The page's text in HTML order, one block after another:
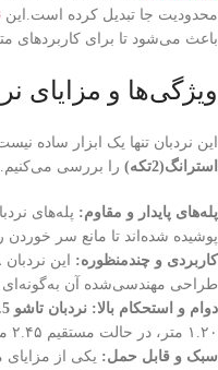
محدودیت جا تبدیل کرده است.این
باعث می‌شود تا برای کاربردهای
ویژگی‌ها و مزایای نردبان تاشو
این نردبان تنها یک ابزار ساده
استرانگ(2تکه)
را بررسی می‌کنیم.
پله‌های پایدار و مقاوم: پله‌های
پوشیده شده‌اند تا مانع سر
کاربردی و چندمنظوره:
طراحی مهندسی‌شده آن به‌گونه‌ای
دوام و استحکام بالا: نردبان تاشو 2.5متری استرانگ(2تکه)
۱.۲۰ متر، در حالت مستقیم ۲.۴۵ متر و در حالت بسته تنها ۱.۲۸ متر است. چنین طراحی انعطاف‌پذیری باعث می‌شود این نردبان برای طیف وسیعی از کارها قابل استفاده باشد.
سبک و قابل حمل: